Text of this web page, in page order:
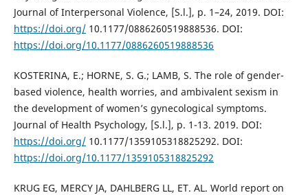
Journal of Interpersonal Violence, [S.l.], p. 1–24, 2019. DOI:
https://doi.org/10.1177/0886260519888536. DOI:
https://doi.org/10.1177/0886260519888536
KOSTERINA, E.; HORNE, S. G.; LAMB, S. The role of gender-
based violence, health worries, and ambivalent sexism in
the development of women’s gynecological symptoms.
Journal of Health Psychology, [S.l.], p. 1-13. 2019. DOI:
https://doi.org/10.1177/1359105318825292. DOI:
https://doi.org/10.1177/1359105318825292
KRUG EG, MERCY JA, DAHLBERG LL, ET. AL. World report on